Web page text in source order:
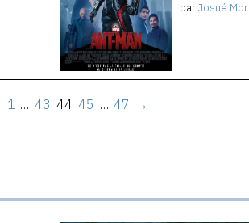
parJosué
1 … 43 44 45 … 47 →